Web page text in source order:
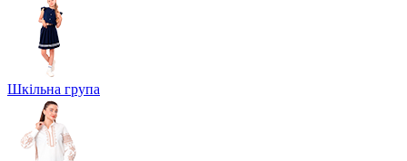
Шкільна група